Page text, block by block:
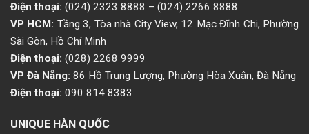
Điện thoại: (024) 2323 8888 – (024) 2266 8888
VP HCM: Tầng 3, Tòa nhà City View, 12 Mạc Đĩnh Chi, Phường
Sài Gòn, Hồ Chí Minh
Điện thoại: (028) 2268 9999
VP Đà Nẵng: 86 Hồ Trung Lượng, Phường Hòa Xuân, Đà Nẵng
Điện thoại: 090 814 8383
UNIQUE HÀN QUỐC